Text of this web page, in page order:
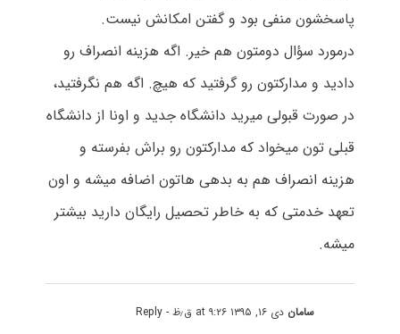
پاسخشون منفی بود و گفتن امکانش نیست.
درمورد سؤال دومتون هم خیر. اگه هزینه انصراف رو
دادید و مدارکتون رو گرفتید که هیچ. اگه هم نگرفتید،
در صورت قبولی میرید دانشگاه جدید و اونا از دانشگاه
قبلی تون میخواد که مدارکتون رو براش بفرسته و
هزینه انصراف هم به بدهی هاتون اضافه میشه و اون
تعهد خدمتی که به خاطر تحصیل رایگان دارید بیشتر
میشه.
سامان دی ۱۶, ۱۳۹۵ at ۹:۲۶ ق٫ظ - Reply